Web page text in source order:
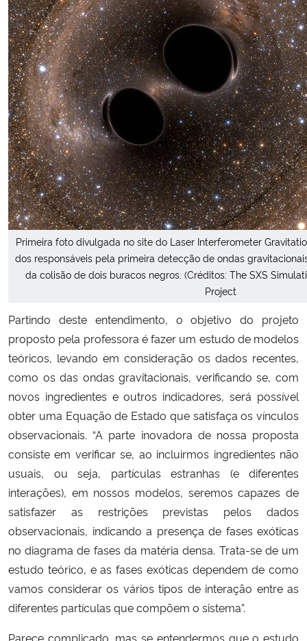
Primeira foto divulgada no site do Laser Interferometer
dos responsáveis pela primeira detecção de ondas
da colisão de dois buracos negros. (Créditos: The SXS
Project
Partindo deste entendimento, o objetivo do projeto
proposto pela professora é fazer um estudo de modelos
teóricos, levando em consideração os dados recentes,
como os das ondas gravitacionais, verificando se, com
novos ingredientes e outros indicadores, será possível
obter uma Equação de Estado que satisfaça os vínculos
observacionais. “A parte inovadora de nossa proposta
consiste em verificar se, ao incluirmos ingredientes não
usuais, ou seja, partículas estranhas (e diferentes
interações), em nossos modelos, seremos capazes de
satisfazer as restrições previstas pelos dados
observacionais, indicando a presença de fases exóticas
no diagrama de fases da matéria densa. Trata-se de um
estudo teórico, e as fases exóticas dependem de como
vamos considerar os vários tipos de interação entre as
diferentes partículas que compõem o sistema”.
Parece complicado, mas se entendermos que o estudo